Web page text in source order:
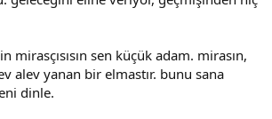
mirasçısısın sen küçük adam. mirasın,
alev yanan bir elmastır. bunu sana
dinle.